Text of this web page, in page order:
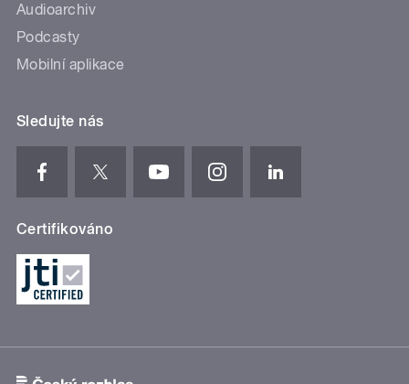
Audioarchiv
Podcasty
Mobilní aplikace
Sledujte nás
Certifikováno